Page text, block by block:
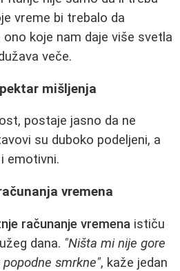
vreme bi trebalo da
koje nam daje više svetla
veče.
mišljenja
postaje jasno da ne
su duboko podeljeni, a
emotivni.
vremena
računanje vremena ističu
dana. "Ništa mi nije gore
smrkne", kaže jedan